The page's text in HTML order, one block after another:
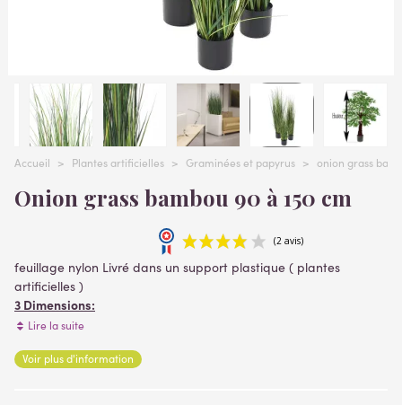
Accueil > Plantes artificielles > Graminées et papyrus > onion grass
Onion grass bambou 90 à 150 cm
feuillage nylon Livré dans un support plastique ( plantes
artificielles )
3 Dimensions:
- hauteur 90 cm envergure 35 cm - conteneur diam 15cm
- hauteur 120 cm envergure 35 cm - conteneur diam 16cm
Lire la suite
Voir plus d'information